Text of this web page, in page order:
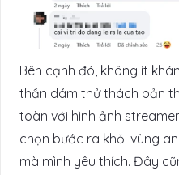
Bên cạnh đó, không ít
thần dám thử thách bản
toàn với hình ảnh
chọn bước ra khỏi vùng
mà mình yêu thích. Đây